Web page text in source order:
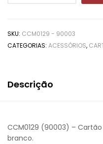
SKU: CCM0129 - 90003
CATEGORIAS: ACESSÓRIOS,
Descrição
CCM0129 (90003) –
branco.